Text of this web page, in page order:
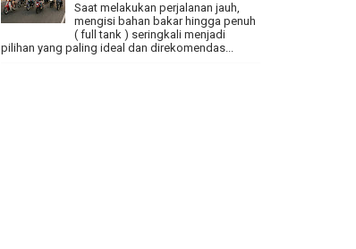
Saat melakukan perjalanan jauh,
mengisi bahan bakar hingga penuh
( full tank ) seringkali menjadi
pilihan yang paling ideal dan direkomendas...